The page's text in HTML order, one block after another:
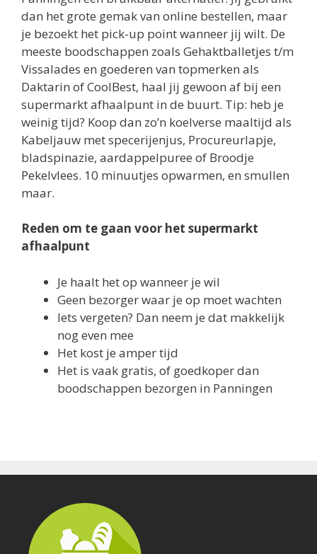
dan het grote gemak van online bestellen, maar
je bezoekt het pick-up point wanneer jij wilt. De
meeste boodschappen zoals Gehaktballetjes t/m
Vissalades en goederen van topmerken als
Daktarin of CoolBest, haal jij gewoon af bij een
supermarkt afhaalpunt in de buurt. Tip: heb je
weinig tijd? Koop dan zo’n koelverse maaltijd als
Kabeljauw met specerijenjus, Procureurlapje,
bladspinazie, aardappelpuree of Broodje
Pekelvlees. 10 minuutjes opwarmen, en smullen
maar.
Reden om te gaan voor het supermarkt
afhaalpunt
Je haalt het op wanneer je wil
Geen bezorger waar je op moet wachten
Iets vergeten? Dan neem je dat makkelijk
nog even mee
Het kost je amper tijd
Het is vaak gratis, of goedkoper dan
boodschappen bezorgen in Panningen